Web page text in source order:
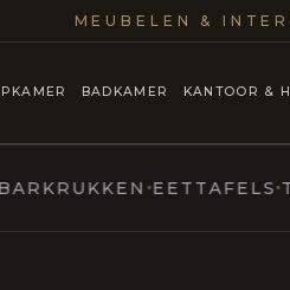
MEUBELEN &
BADKAMER KANTOOR &
EETTAFELS